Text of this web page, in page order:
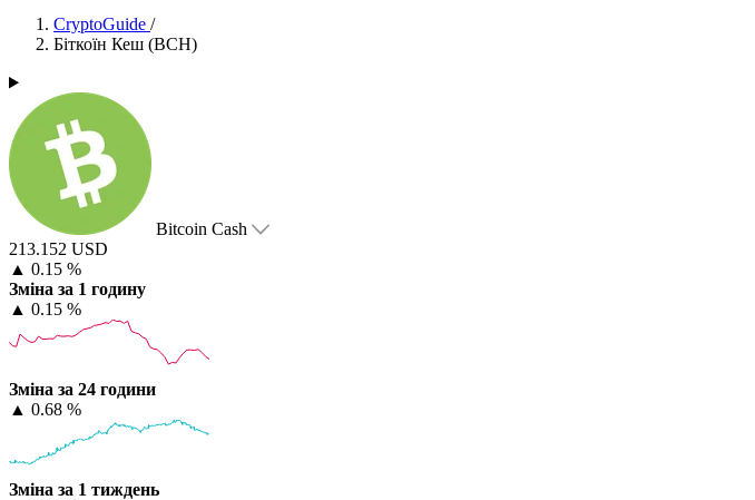
CryptoGuide /
Біткоїн Кеш (BCH)
Bitcoin Cash
213.152 USD
▲ 0.15 %
Зміна за 1 годину
▲ 0.15 %
Зміна за 24 години
▲ 0.68 %
Зміна за 1 тиждень